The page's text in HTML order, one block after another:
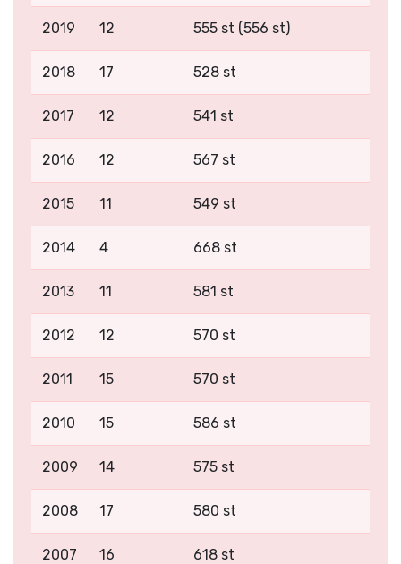
2019 12 555 st (556 st)
2018 17 528 st
2017 12 541 st
2016 12 567 st
2015 11 549 st
2014 4 668 st
2013 11 581 st
2012 12 570 st
2011 15 570 st
2010 15 586 st
2009 14 575 st
2008 17 580 st
2007 16 618 st